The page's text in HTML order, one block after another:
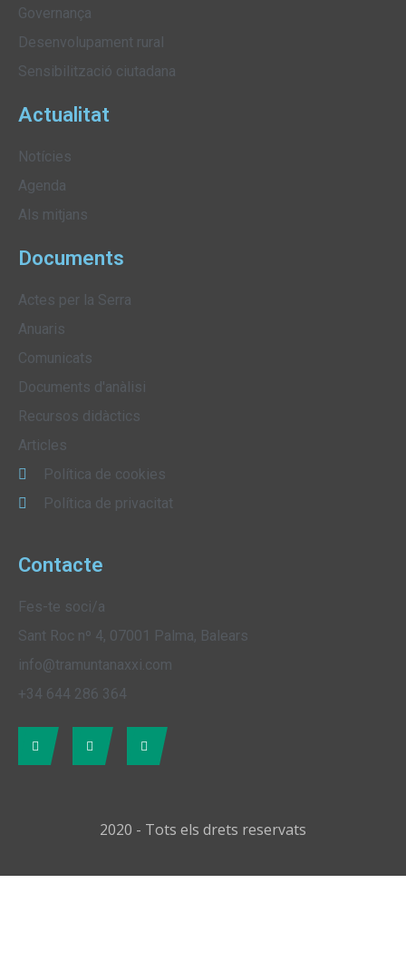
Governança
Desenvolupament rural
Sensibilització ciutadana
Actualitat
Notícies
Agenda
Als mitjans
Documents
Actes per la Serra
Anuaris
Comunicats
Documents d'anàlisi
Recursos didàctics
Articles
Política de cookies
Política de privacitat
Contacte
Fes-te soci/a
Sant Roc nº 4, 07001 Palma, Balears
info@tramuntanaxxi.com
+34 644 286 364
2020 - Tots els drets reservats